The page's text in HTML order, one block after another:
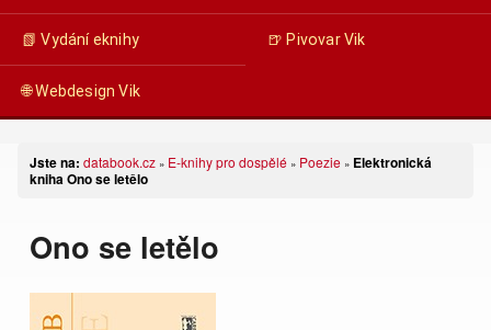
📗 Vydání eknihy 🍺 Pivovar Vik
🌐 Webdesign Vik
Jste na: databook.cz » E-knihy pro dospělé » Poezie » Elektronická
kniha Ono se letělo
Ono se letělo